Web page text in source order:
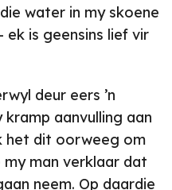
water in my skoene
is geensins lief vir
deur eers ’n
aanvulling aan
het dit oorweeg om
man verklaar dat
neem. Op daardie